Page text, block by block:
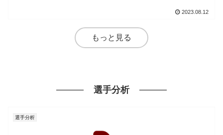
2023.08.12
もっと見る
選手分析
選手分析